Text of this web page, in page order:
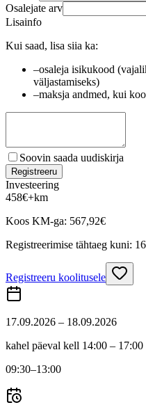
Osalejate arv
Lisainfo
Kui saad, lisa siia ka:
–osaleja isikukood
väljastamiseks)
–maksja andmed, kui
Soovin saada uudiskirja
Registreeru
Investeering
458€+km
Koos KM-ga: 567,92€
Registreerimise tähtaeg kuni:
Registreeru koolitusele
17.09.2026 – 18.09.2026
kahel päeval kell 14:00 – 17:00
09:30–13:00